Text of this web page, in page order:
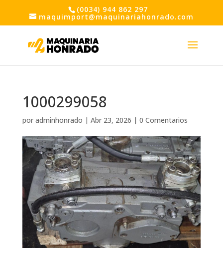
(0034) 944 862 297
maquimport@maquinariahonrado.com
1000299058
por adminhonrado | Abr 23, 2026 | 0 Comentarios